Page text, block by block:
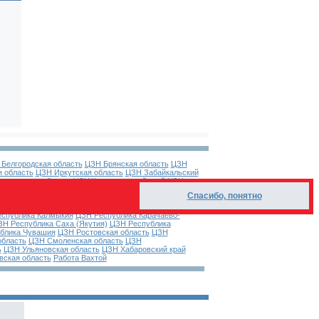
Спасибо, понятно
область ЦЗН Брянская область ЦЗН
область ЦЗН Иркутская область ЦЗН Забайкальский
область ЦЗН Краснодарский край ЦЗН
Калмыкия ЦЗН Республика Карачаево-
Республика Саха (Якутия) ЦЗН Республика
Чувашия ЦЗН Ростовская область ЦЗН
ЦЗН Смоленская область ЦЗН
ЦЗН Ульяновская область ЦЗН Хабаровский край
область Работа Вахтой